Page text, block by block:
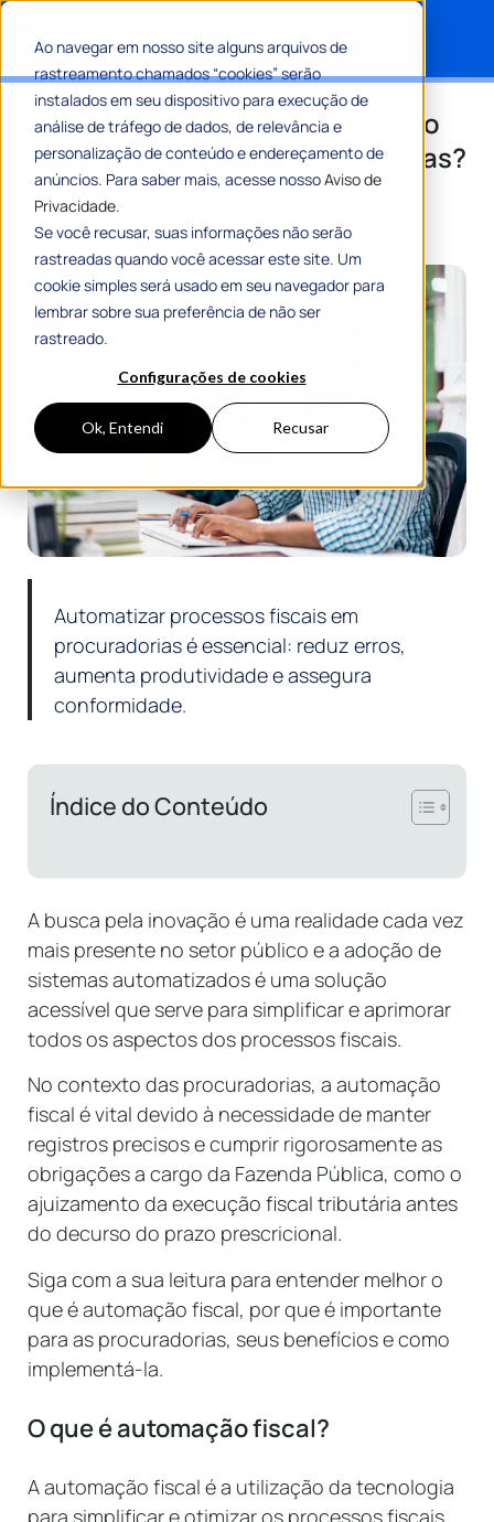
Ao navegar em nosso site alguns arquivos de
rastreamento chamados “cookies” serão
instalados em seu dispositivo para execução de
análise de tráfego de dados, de relevância e
personalização de conteúdo e endereçamento de
anúncios. Para saber mais, acesse nossoAviso de
Privacidade.
Se você recusar, suas informações não serão
rastreadas quando você acessar este site. Um
cookie simples será usado em seu navegador para
lembrar sobre sua preferência de não ser
rastreado.
Configurações de cookies
Ok, Entendi Recusar
Por que a automação fiscal é tão
importante para as procuradorias?
PorRomulo Ribeiro Teixeira
8 Min De Leitura
Automatizar processos fiscais em
procuradorias é essencial: reduz erros,
aumenta produtividade e assegura
conformidade.
Índice do Conteúdo
A busca pela inovação é uma realidade cada vez
mais presente no setor público e a adoção de
sistemas automatizados é uma solução
acessível que serve para simplificar e aprimorar
todos os aspectos dos processos fiscais.
No contexto das procuradorias, a automação
fiscal é vital devido à necessidade de manter
registros precisos e cumprir rigorosamente as
obrigações a cargo da Fazenda Pública, como o
ajuizamento da execução fiscal tributária antes
do decurso do prazo prescricional.
Siga com a sua leitura para entender melhor o
que é automação fiscal, por que é importante
para as procuradorias, seus benefícios e como
implementá-la.
O que é automação fiscal?
A automação fiscal é a utilização da tecnologia
para simplificar e otimizar os processos fiscais.